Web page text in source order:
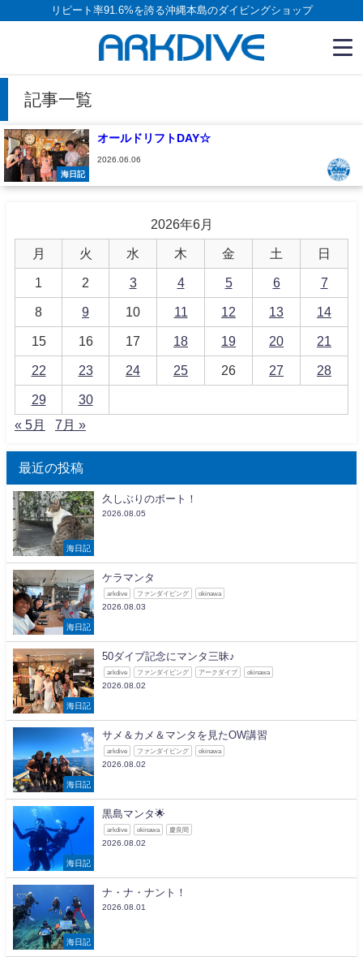
リピート率91.6%を誇る沖縄本島のダイビングショップ
記事一覧
海日記
オールドリフトDAY☆
2026.06.06
2026年6月
月 火 水 木 金 土 日
1 2 3 4 5 6 7
8 9 10 11 12 13 14
15 16 17 18 19 20 21
22 23 24 25 26 27 28
29
30
« 5月
7月 »
最近の投稿
海日記
久しぶりのボート！
2026.08.05
海日記
ケラマンタ
arkdive ファンダイビング okinawa
2026.08.03
海日記
50ダイブ記念にマンタ三昧♪
arkdive ファンダイビング アークダイブ okinawa
2026.08.02
海日記
サメ＆カメ＆マンタを見たOW講習
arkdive ファンダイビング okinawa
2026.08.02
海日記
黒島マンタ🌟
arkdive okinawa 慶良間
2026.08.02
海日記
ナ・ナ・ナント！
2026.08.01